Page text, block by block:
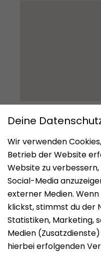
Impressum
Datenschutz
Nutzungsbedingungen